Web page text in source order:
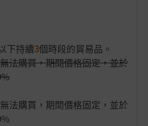
下持續3個時段的貿易品。
法購買，期間價格固定，並於
法購買，期間價格固定，並於